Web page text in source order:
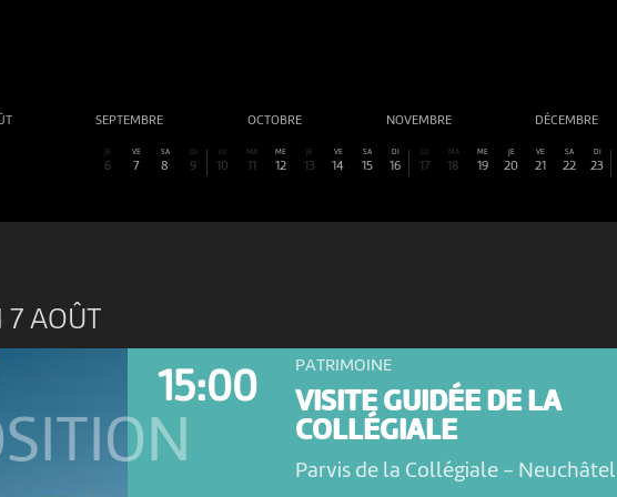
SEPTEMBRE OCTOBRE NOVEMBRE DÉCEMBRE
JE
6
VE
7
SA
8
DI
9
LU
10
MA
11
ME
12
JE
13
VE
14
SA
15
DI
16
LU
17
MA
18
ME
19
JE
20
VE
21
SA
22
DI
23
7 AOÛT
15:00 PATRIMOINE
VISITE GUIDÉE DE LA
COLLÉGIALE
Parvis de la Collégiale - Neuchâtel